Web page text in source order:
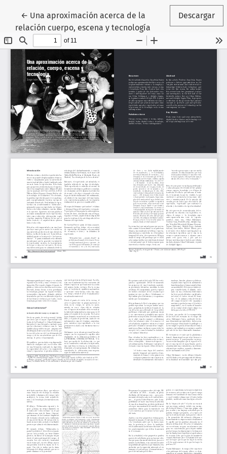
← Volver a los detalles del artículo
Una aproximación acerca de la
relación cuerpo, escena y tecnología
Descargar